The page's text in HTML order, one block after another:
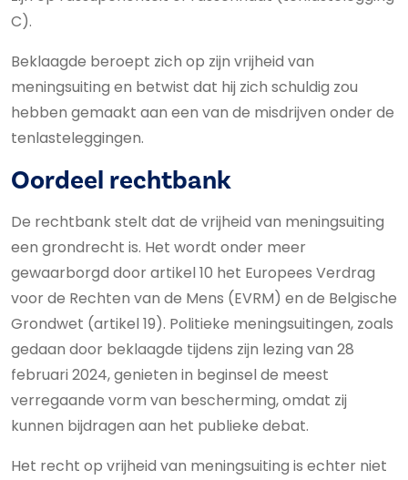
C).
Beklaagde beroept zich op zijn vrijheid van
meningsuiting en betwist dat hij zich schuldig zou
hebben gemaakt aan een van de misdrijven onder de
tenlasteleggingen.
Oordeel rechtbank
De rechtbank stelt dat de vrijheid van meningsuiting
een grondrecht is. Het wordt onder meer
gewaarborgd door artikel 10 het Europees Verdrag
voor de Rechten van de Mens (EVRM) en de Belgische
Grondwet (artikel 19). Politieke meningsuitingen, zoals
gedaan door beklaagde tijdens zijn lezing van 28
februari 2024, genieten in beginsel de meest
verregaande vorm van bescherming, omdat zij
kunnen bijdragen aan het publieke debat.
Het recht op vrijheid van meningsuiting is echter niet